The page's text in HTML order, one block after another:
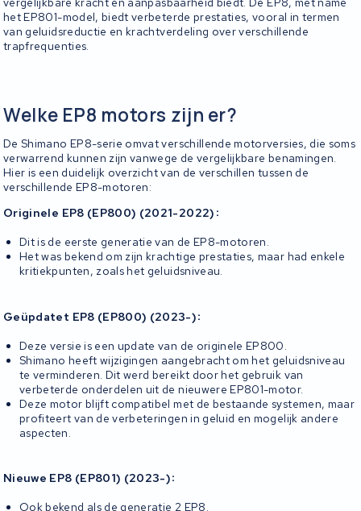
het EP801-model, biedt verbeterde prestaties, vooral in termen
van geluidsreductie en krachtverdeling over verschillende
trapfrequenties.
Welke EP8 motors zijn er?
De Shimano EP8-serie omvat verschillende motorversies, die soms
verwarrend kunnen zijn vanwege de vergelijkbare benamingen.
Hier is een duidelijk overzicht van de verschillen tussen de
verschillende EP8-motoren:
Originele EP8 (EP800) (2021-2022) :
Dit is de eerste generatie van de EP8-motoren.
Het was bekend om zijn krachtige prestaties, maar had enkele
kritiekpunten, zoals het geluidsniveau.
Geüpdatet EP8 (EP800) (2023-):
Deze versie is een update van de originele EP800.
Shimano heeft wijzigingen aangebracht om het geluidsniveau
te verminderen. Dit werd bereikt door het gebruik van
verbeterde onderdelen uit de nieuwere EP801-motor.
Deze motor blijft compatibel met de bestaande systemen, maar
profiteert van de verbeteringen in geluid en mogelijk andere
aspecten.
Nieuwe EP8 (EP801) (2023-):
Ook bekend als de generatie 2 EP8.